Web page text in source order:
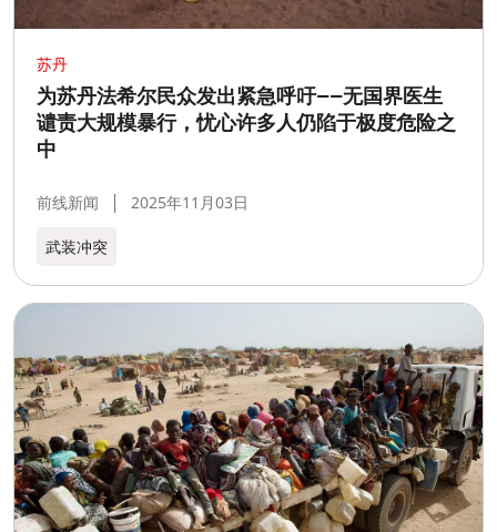
苏丹
为苏丹法希尔民众发出紧急呼吁——无国界医生
谴责大规模暴行，忧心许多人仍陷于极度危险之
中
前线新闻 2025年11月03日
武装冲突